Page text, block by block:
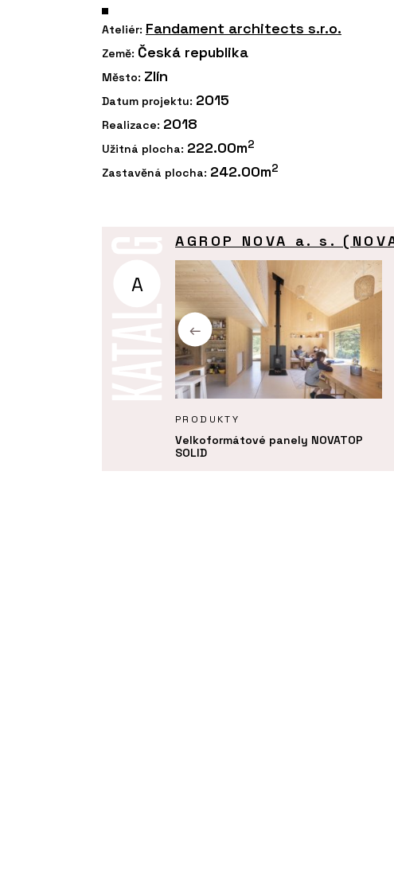
Ateliér: Fandament architects s.r.o.
Země: Česká republika
Město: Zlín
Datum projektu: 2015
Realizace: 2018
Užitná plocha: 222.00m2
Zastavěná plocha: 242.00m2
A
AGROP NOVA a. s.
PRODUKTY
Velkoformátové panely NOVATOP
SOLID